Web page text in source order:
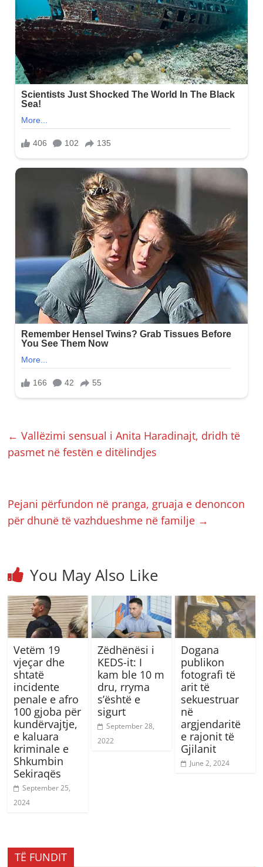
← Vallëzimi sensual i Anita Haradinajt, dridh të
pasmet në festën e ditëlindjes
Pejani përfundon në pranga, gruaja e denoncon
për dhunë të vazhdueshme në familje →
You May Also Like
Vetëm 19
vjeçar dhe
shtatë
incidente
penale e afro
100 gjoba për
kundërvajtje,
e kaluara
kriminale e
Shkumbin
Sekiraqës
September 25,
2024
Zëdhënësi i
KEDS-it: I
kam ble 10 m
dru, rryma
s’është e
sigurt
September 28,
2022
Dogana
publikon
fotografi të
arit të
sekuestruar
në
argjendaritë
e rajonit të
Gjilanit
June 2, 2024
TË FUNDIT